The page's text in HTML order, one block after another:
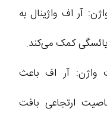
آر اف واژینال به
کمک می‌کند.
واژن: آر اف باعث
ارتجاعی بافت